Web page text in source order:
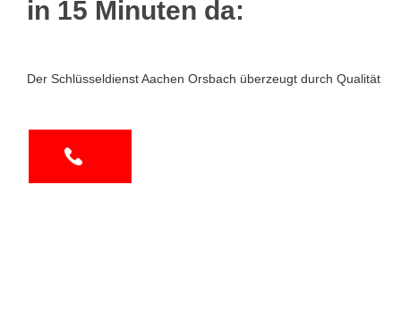
in 15 Minuten da:
Der Schlüsseldienst Aachen Orsbach überzeugt durch Qualität